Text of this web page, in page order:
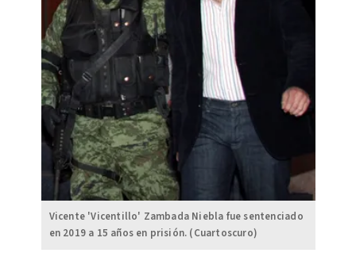
Vicente 'Vicentillo' Zambada Niebla fue sentenciado
en 2019 a 15 años en prisión. (Cuartoscuro)